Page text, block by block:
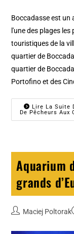
Boccadasse est un
l'une des plages
touristiques de la
quartier de
quartier de
Portofino et des
Lire La Suite
De Pêcheurs Aux
Aquarium
grands
Maciej Poltorak